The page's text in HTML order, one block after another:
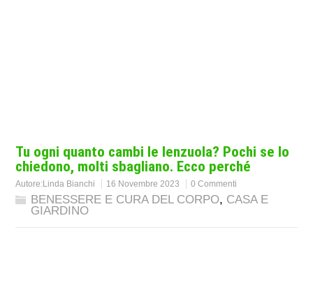
Tu ogni quanto cambi le lenzuola? Pochi se lo
chiedono, molti sbagliano. Ecco perché
Autore:Linda Bianchi 16 Novembre 2023 0 Commenti
BENESSERE E CURA DEL CORPO, CASA E
GIARDINO